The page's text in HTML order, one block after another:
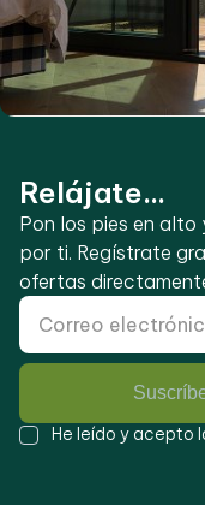
Relájate...
Pon los pies en
por ti. Regístrate
ofertas
He leído y acepto